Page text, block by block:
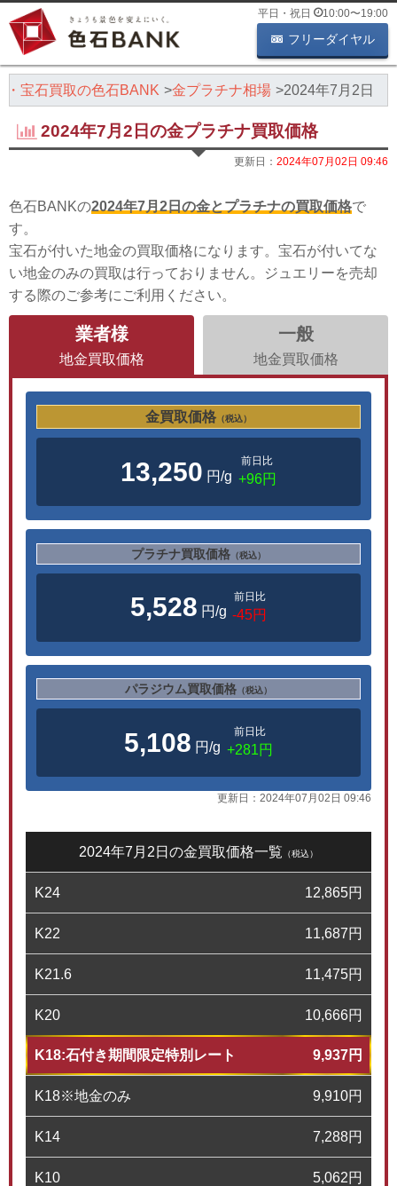
平日・祝日 10:00〜19:00
フリーダイヤル
・宝石買取の色石BANK 金プラチナ相場 2024年7月2日
2024年7月2日の金プラチナ買取価格
更新日： 2024年07月02日 09:46
色石BANKの2024年7月2日の金とプラチナの買取価格で
す。
宝石が付いた地金の買取価格になります。宝石が付いてな
い地金のみの買取は行っておりません。ジュエリーを売却
する際のご参考にご利用ください。
業者様
地金買取価格
一般
地金買取価格
金買取価格 （税込）
13,250 円/g
前日比
+96円
プラチナ買取価格 （税込）
5,528 円/g
前日比
-45円
パラジウム買取価格 （税込）
5,108 円/g
前日比
+281円
更新日： 2024年07月02日 09:46
2024年7月2日の金買取価格一覧 （税込）
K24 12,865円
K22 11,687円
K21.6 11,475円
K20 10,666円
K18:石付き期間限定特別レート 9,937円
K18※地金のみ 9,910円
K14 7,288円
K10 5,062円